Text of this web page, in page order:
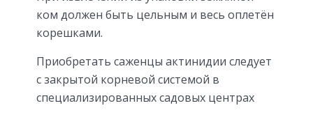
ком должен быть цельным и весь оплетён
корешками.
Приобретать саженцы актинидии следует
с закрытой корневой системой в
специализированных садовых центрах